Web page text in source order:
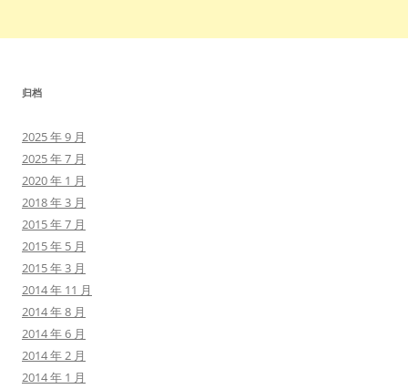
归档
2025 年 9 月
2025 年 7 月
2020 年 1 月
2018 年 3 月
2015 年 7 月
2015 年 5 月
2015 年 3 月
2014 年 11 月
2014 年 8 月
2014 年 6 月
2014 年 2 月
2014 年 1 月